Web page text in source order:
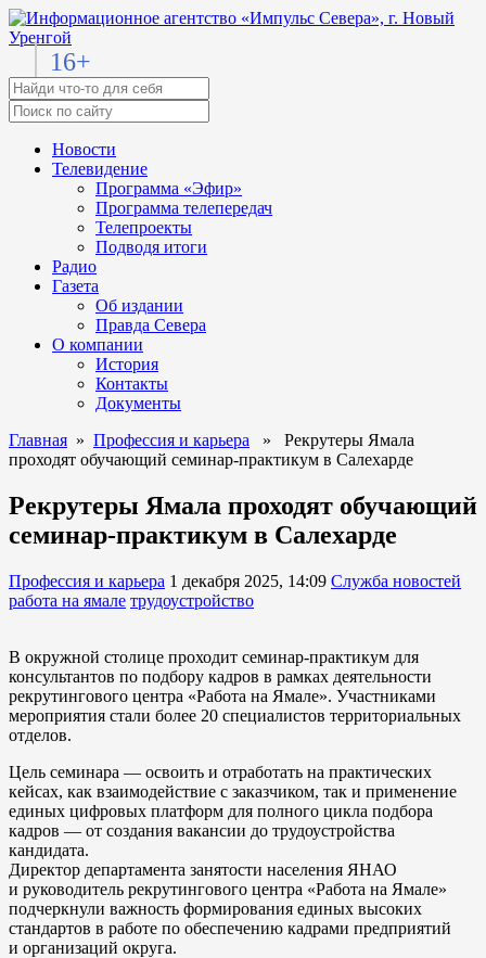
16+
Новости
Телевидение
Программа «Эфир»
Программа телепередач
Телепроекты
Подводя итоги
Радио
Газета
Об издании
Правда Севера
О компании
История
Контакты
Документы
Главная » Профессия и карьера » Рекрутеры Ямала
проходят обучающий семинар-практикум в Салехарде
Рекрутеры Ямала проходят обучающий
семинар-практикум в Салехарде
Профессия и карьера 1 декабря 2025, 14:09 Служба новостей
работа на ямале трудоустройство
В окружной столице проходит семинар-практикум для
консультантов по подбору кадров в рамках деятельности
рекрутингового центра «Работа на Ямале». Участниками
мероприятия стали более 20 специалистов территориальных
отделов.
Цель семинара — освоить и отработать на практических
кейсах, как взаимодействие с заказчиком, так и применение
единых цифровых платформ для полного цикла подбора
кадров — от создания вакансии до трудоустройства
кандидата.
Директор департамента занятости населения ЯНАО
и руководитель рекрутингового центра «Работа на Ямале»
подчеркнули важность формирования единых высоких
стандартов в работе по обеспечению кадрами предприятий
и организаций округа.